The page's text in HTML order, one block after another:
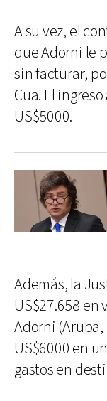
A su vez, el
que Adorni le
sin facturar,
Cua. El
US$5000.
Además, la
US$27.658 en
Adorni (Aruba,
US$6000 en
gastos en